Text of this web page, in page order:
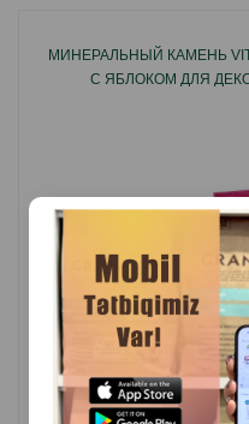
тонус птицы.
Идеально подходит в
Страна -
МИНЕРАЛЬНЫЙ КАМЕНЬ
С ЯБЛОКОМ ДЛЯ